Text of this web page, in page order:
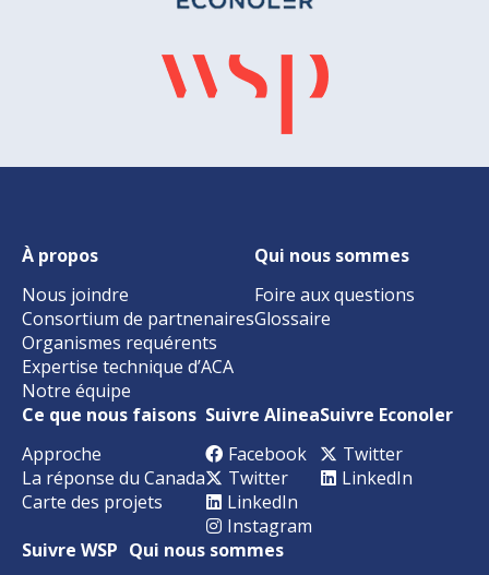
À propos
Nous joindre
Consortium de partnenaires
Organismes requérents
Expertise technique d’ACA
Notre équipe
Qui nous sommes
Foire aux questions
Glossaire
Ce que nous faisons
Approche
La réponse du Canada
Carte des projets
Suivre Alinea
Facebook
Twitter
LinkedIn
Instagram
Suivre Econoler
Twitter
LinkedIn
Suivre WSP Qui nous sommes